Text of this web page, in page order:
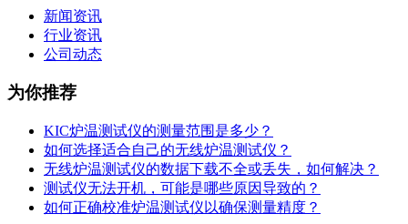
新闻资讯
行业资讯
公司动态
为你推荐
KIC炉温测试仪的测量范围是多少？
如何选择适合自己的无线炉温测试仪？
无线炉温测试仪的数据下载不全或丢失，如何解决？
测试仪无法开机，可能是哪些原因导致的？
如何正确校准炉温测试仪以确保测量精度？